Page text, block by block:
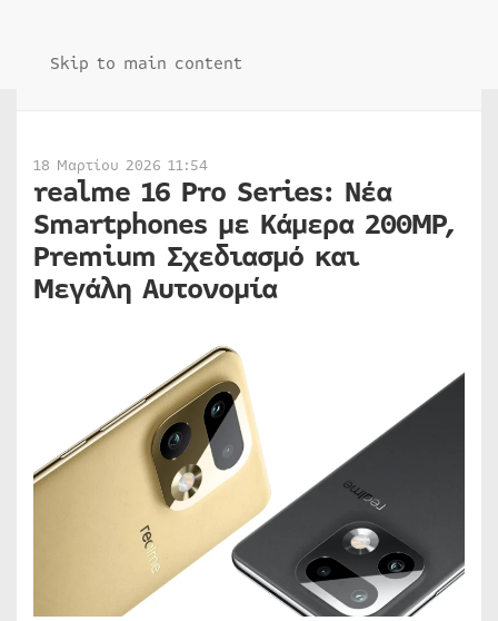
Skip to main content
18 Μαρτίου 2026 11:54
realme 16 Pro Series: Νέα
Smartphones με Κάμερα 200MP,
Premium Σχεδιασμό και
Μεγάλη Αυτονομία